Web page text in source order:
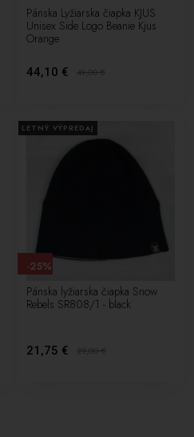
Pánska Lyžiarska čiapka KJUS
Unisex Side Logo Beanie Kjus
Orange
44,10 € 49,00€
LETNÝ VÝPREDAJ
Pánska lyžiarska čiapka Snow
Rebels SR808/1 - black
21,75 € 29,00€
-25%